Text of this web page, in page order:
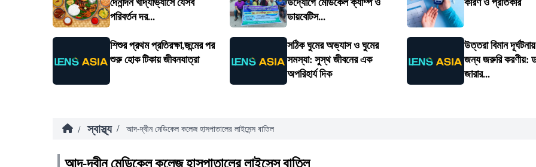
দৈনন্দিন খাদ্যাভ্যাসে যেসব
পরিবর্তন দর...
উদ্যোগে মেডিকেল ক্যাম্প ও
ডায়বেটিস...
কারণ ও প্রতিকার
শিশুর প্রথম প্রতিরক্ষা,জন্মের পর
শুরু হোক টিকায় জীবনযাত্রা
সঠিক ঘুমের অভ্যাস ও ঘুমের
সমস্যা: সুস্থ জীবনের এক
অপরিহার্য দিক
উত্তরা বিমান
জন্য জরুরি করণীয়:
জারার...
/ স্বাস্থ্য / আদ-দ্বীন মেডিকেল কলেজ হাসপাতালের লাইসেন্স বাতিল
আদ-দ্বীন মেডিকেল কলেজ হাসপাতালের লাইসেন্স বাতিল